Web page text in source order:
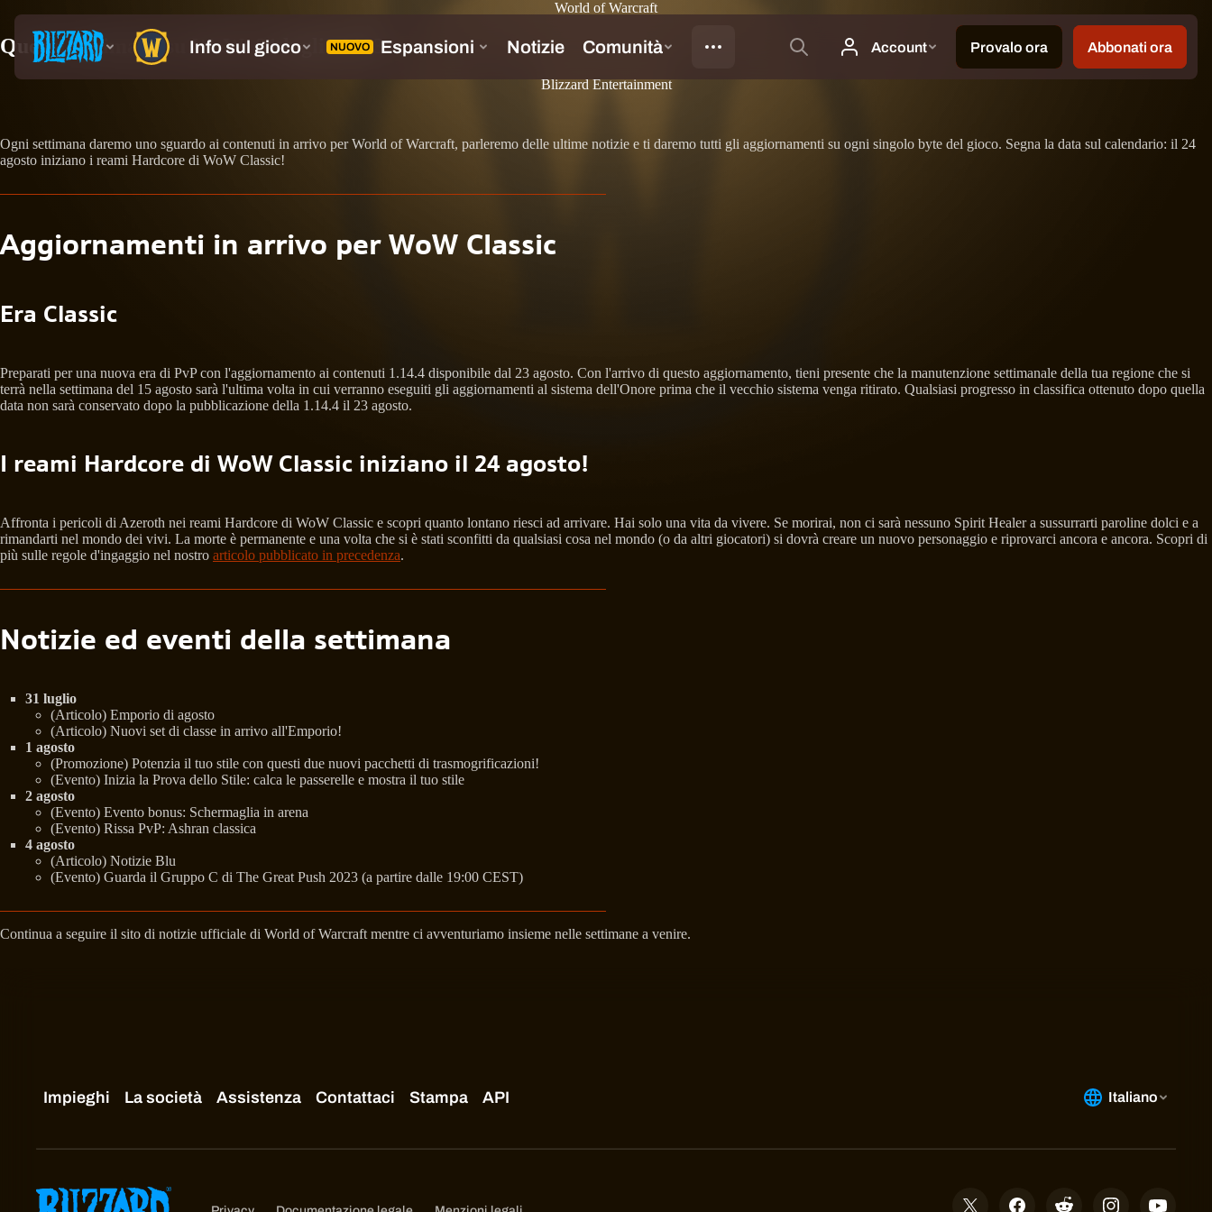
World of Warcraft
Questa settimana su WoW: 31 luglio 2023
Blizzard Entertainment
Ogni settimana daremo uno sguardo ai contenuti in arrivo per World of Warcraft, parleremo delle ultime notizie e ti daremo tutti gli aggiornamenti su ogni singolo byte del gioco. Segna la data sul calendario: il 24
agosto iniziano i reami Hardcore di WoW Classic!
Aggiornamenti in arrivo per WoW Classic
Era Classic
Preparati per una nuova era di PvP con l'aggiornamento ai contenuti 1.14.4 disponibile dal 23 agosto. Con l'arrivo di questo aggiornamento, tieni presente che la manutenzione settimanale della tua regione che si
terrà nella settimana del 15 agosto sarà l'ultima volta in cui verranno eseguiti gli aggiornamenti al sistema dell'Onore prima che il vecchio sistema venga ritirato. Qualsiasi progresso in classifica ottenuto dopo quella
data non sarà conservato dopo la pubblicazione della 1.14.4 il 23 agosto.
I reami Hardcore di WoW Classic iniziano il 24 agosto!
Affronta i pericoli di Azeroth nei reami Hardcore di WoW Classic e scopri quanto lontano riesci ad arrivare. Hai solo una vita da vivere. Se morirai, non ci sarà nessuno Spirit Healer a sussurrarti paroline dolci e a
rimandarti nel mondo dei vivi. La morte è permanente e una volta che si è stati sconfitti da qualsiasi cosa nel mondo (o da altri giocatori) si dovrà creare un nuovo personaggio e riprovarci ancora e ancora. Scopri di
più sulle regole d'ingaggio nel nostro articolo pubblicato in precedenza.
Notizie ed eventi della settimana
31 luglio
(Articolo) Emporio di agosto
(Articolo) Nuovi set di classe in arrivo all'Emporio!
1 agosto
(Promozione) Potenzia il tuo stile con questi due nuovi pacchetti di trasmogrificazioni!
(Evento) Inizia la Prova dello Stile: calca le passerelle e mostra il tuo stile
2 agosto
(Evento) Evento bonus: Schermaglia in arena
(Evento) Rissa PvP: Ashran classica
4 agosto
(Articolo) Notizie Blu
(Evento) Guarda il Gruppo C di The Great Push 2023 (a partire dalle 19:00 CEST)
Continua a seguire il sito di notizie ufficiale di World of Warcraft mentre ci avventuriamo insieme nelle settimane a venire.